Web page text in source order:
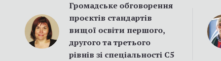
Громадське обговорення
проєктів стандартів
вищої освіти першого,
другого та третього
рівнів зі спеціальності С5